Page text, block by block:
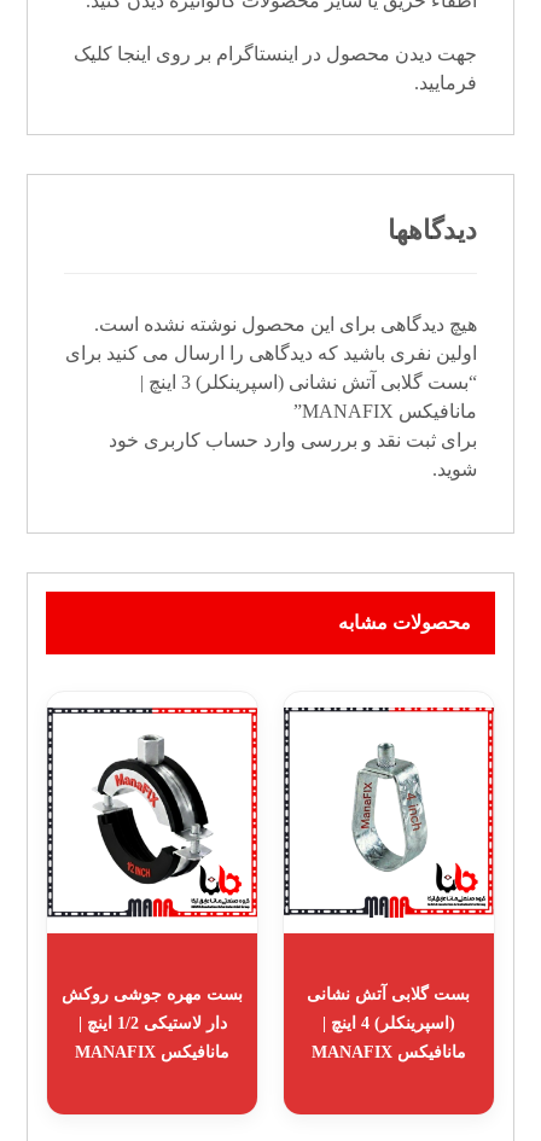
جهت دیدن محصول در اینستاگرام بر روی اینجا کلیک
فرمایید.
دیدگاهها
هیچ دیدگاهی برای این محصول نوشته نشده است.
اولین نفری باشید که دیدگاهی را ارسال می کنید برای
“بست گلابی آتش نشانی (اسپرینکلر) 3 اینچ |
مانافیکس MANAFIX”
برای ثبت نقد و بررسی وارد حساب کاربری خود
شوید.
محصولات مشابه
بست گلابی آتش نشانی
(اسپرینکلر) 4 اینچ |
مانافیکس MANAFIX
بست مهره جوشی روکش
دار لاستیکی 1/2 اینچ |
مانافیکس MANAFIX